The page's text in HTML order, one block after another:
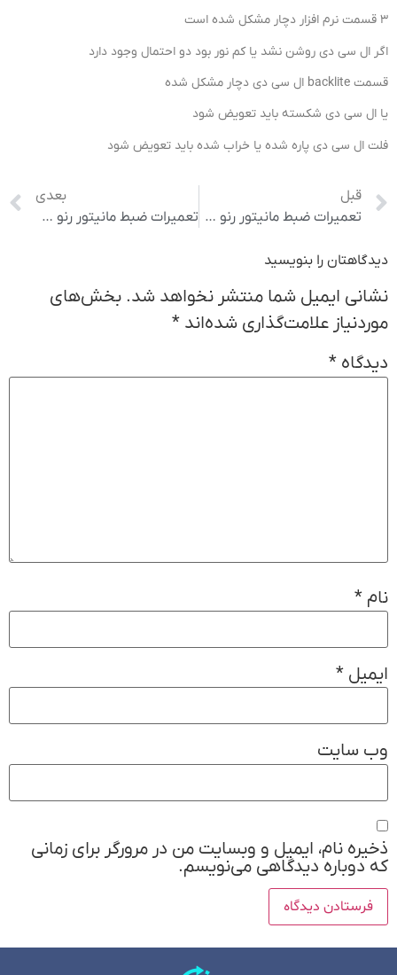
3 قسمت نرم افزار دچار مشکل شده است
اگر ال سی دی روشن نشد یا کم نور بود دو احتمال وجود دارد
قسمت backlite ال سی دی دچار مشکل شده
یا ال سی دی شکسته باید تعویض شود
فلت ال سی دی پاره شده یا خراب شده باید تعویض شود
قبل
تعمیرات ضبط مانیتور رنو داستر
بعدی
تعمیرات ضبط مانیتور رنو سیمبل
دیدگاهتان را بنویسید
نشانی ایمیل شما منتشر نخواهد شد. بخش‌های
موردنیاز علامت‌گذاری شده‌اند *
دیدگاه *
نام *
ایمیل *
وب‌ سایت
ذخیره نام، ایمیل و وبسایت من در مرورگر برای زمانی
که دوباره دیدگاهی می‌نویسم.